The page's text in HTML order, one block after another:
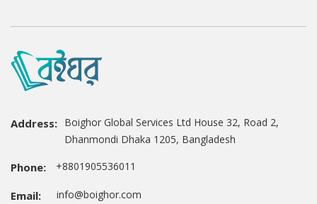
Address: Boighor Global Services Ltd House 32, Road 2,
Dhanmondi Dhaka 1205, Bangladesh
Phone: +8801905536011
Email: info@boighor.com